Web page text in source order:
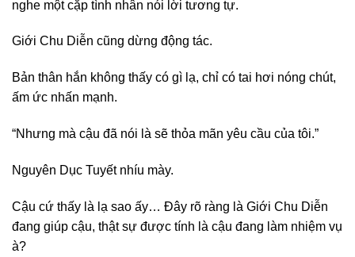
nghe một cặp tình nhân nói lời tương tự.
Giới Chu Diễn cũng dừng động tác.
Bản thân hắn không thấy có gì lạ, chỉ có tai hơi nóng chút,
ấm ức nhấn mạnh.
“Nhưng mà cậu đã nói là sẽ thỏa mãn yêu cầu của tôi.”
Nguyên Dục Tuyết nhíu mày.
Cậu cứ thấy là lạ sao ấy… Đây rõ ràng là Giới Chu Diễn
đang giúp cậu, thật sự được tính là cậu đang làm nhiệm vụ
à?